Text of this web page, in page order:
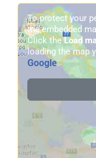
To protect your
the embedded
Click theLoad
loading the map
Google.